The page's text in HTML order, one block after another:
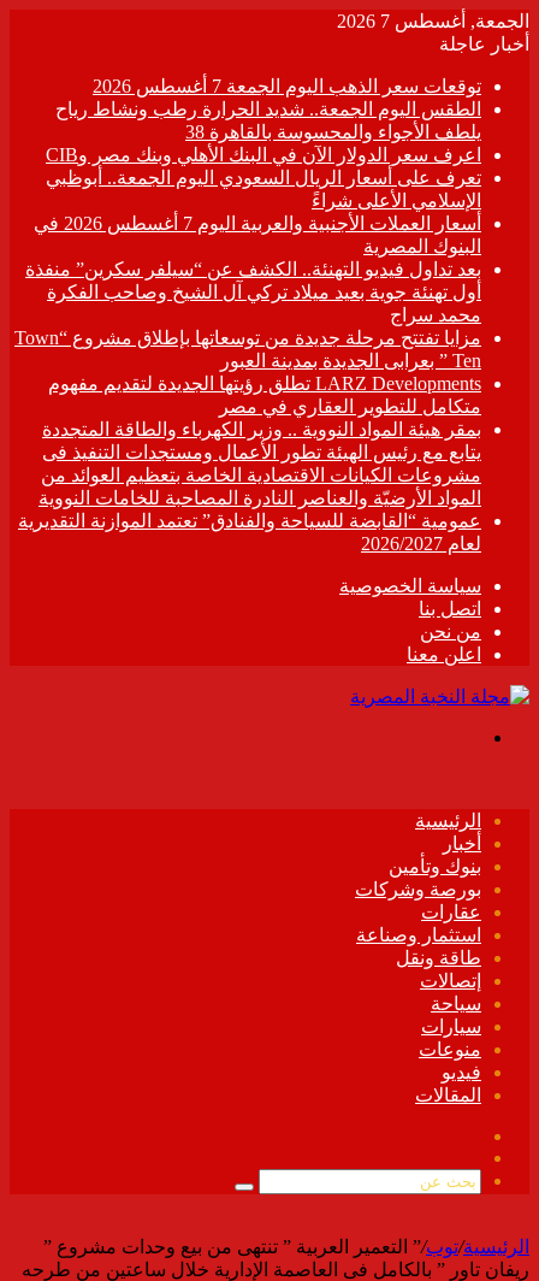
الجمعة, أغسطس 7 2026
أخبار عاجلة
توقعات سعر الذهب اليوم الجمعة 7 أغسطس 2026
الطقس اليوم الجمعة.. شديد الحرارة رطب ونشاط رياح
يلطف الأجواء والمحسوسة بالقاهرة 38
اعرف سعر الدولار الآن في البنك الأهلي وبنك مصر وCIB
تعرف على أسعار الريال السعودي اليوم الجمعة.. أبوظبي
الإسلامي الأعلى شراءً
أسعار العملات الأجنبية والعربية اليوم 7 أغسطس 2026 في
البنوك المصرية
بعد تداول فيديو التهنئة.. الكشف عن “سيلفر سكرين” منفذة
أول تهنئة جوية بعيد ميلاد تركي آل الشيخ وصاحب الفكرة
محمد سراج
مزايا تفتتح مرحلة جديدة من توسعاتها بإطلاق مشروع “Town
Ten ” بعرابى الجديدة بمدينة العبور
LARZ Developments تطلق رؤيتها الجديدة لتقديم مفهوم
متكامل للتطوير العقاري في مصر
بمقر هيئة المواد النووية .. وزير الكهرباء والطاقة المتجددة
يتابع مع رئيس الهيئة تطور الأعمال ومستجدات التنفيذ فى
مشروعات الكيانات الاقتصادية الخاصة بتعظيم العوائد من
المواد الأرضيّة والعناصر النادرة المصاحبة للخامات النووية
عمومية “القابضة للسياحة والفنادق” تعتمد الموازنة التقديرية
لعام 2026/2027
سياسة الخصوصية
اتصل بنا
من نحن
اعلن معنا
الرئيسية
أخبار
بنوك وتأمين
بورصة وشركات
عقارات
استثمار وصناعة
طاقة ونقل
إتصالات
سياحة
سيارات
منوعات
فيديو
المقالات
الموقع
بحث
الرئيسية/توب/” التعمير العربية ” تنتهى من بيع وحدات مشروع ”
ريفان تاور ” بالكامل فى العاصمة الإدارية خلال ساعتين من طرحه